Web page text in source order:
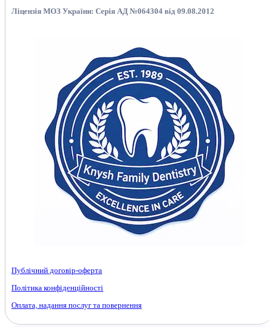
Ліцензія МОЗ України: Серія АД №064304 від 09.08.2012
Публічний договір-оферта
Політика конфіденційності
Оплата, надання послуг та повернення